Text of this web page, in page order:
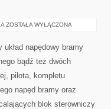
USŁUGI
ZOSTAŁA WYŁĄCZONA
układ napędowy bramy
bądź też dwóch
pilota, kompletu
napęd bramy oraz
blok sterowniczy